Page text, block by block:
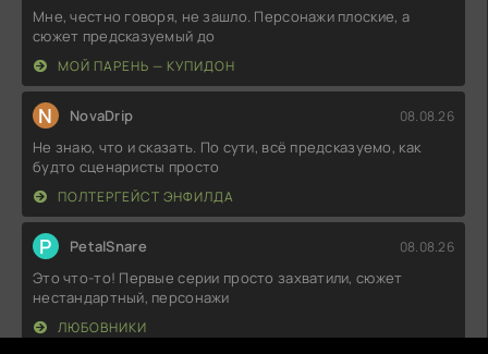
Мне, честно говоря, не зашло. Персонажи плоские, а
сюжет предсказуемый до
МОЙ ПАРЕНЬ — КУПИДОН
N NovaDrip 08.08.26
Не знаю, что и сказать. По сути, всё предсказуемо, как
будто сценаристы просто
ПОЛТЕРГЕЙСТ ЭНФИЛДА
P PetalSnare 08.08.26
Это что-то! Первые серии просто захватили, сюжет
нестандартный, персонажи
ЛЮБОВНИКИ